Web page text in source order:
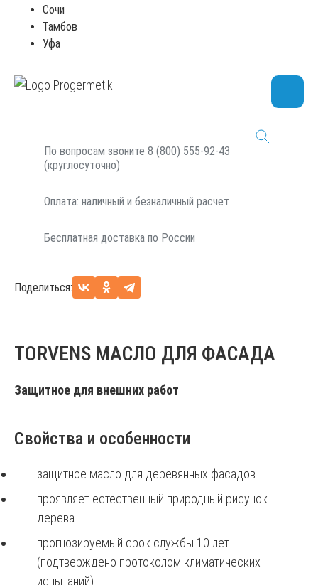
Сочи
Тамбов
Уфа
5л
По вопросам звоните 8 (800) 555-92-43
(круглосуточно)
Оплата: наличный и безналичный расчет
Бесплатная доставка по России
Поделиться:
TORVENS МАСЛО ДЛЯ ФАСАДА
Защитное для внешних работ
Свойства и особенности
защитное масло для деревянных фасадов
проявляет естественный природный рисунок
дерева
прогнозируемый срок службы 10 лет
(подтверждено протоколом климатических
испытаний)